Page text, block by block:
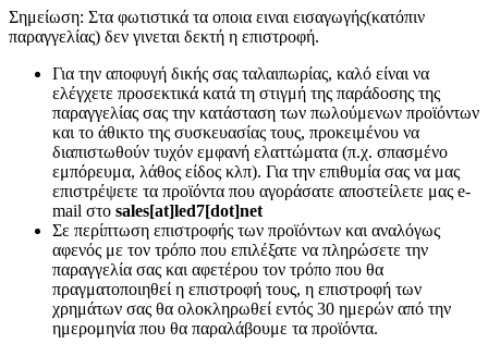
Σημείωση: Στα φωτιστικά τα οποια ειναι εισαγωγής(κατόπιν
παραγγελίας) δεν γινεται δεκτή η επιστροφή.
Για την αποφυγή δικής σας ταλαιπωρίας, καλό είναι να
ελέγχετε προσεκτικά κατά τη στιγμή της παράδοσης της
παραγγελίας σας την κατάσταση των πωλούμενων προϊόντων
και το άθικτο της συσκευασίας τους, προκειμένου να
διαπιστωθούν τυχόν εμφανή ελαττώματα (π.χ. σπασμένο
εμπόρευμα, λάθος είδος κλπ). Για την επιθυμία σας να μας
επιστρέψετε τα προϊόντα που αγοράσατε αποστείλετε μας e-
mail στο sales[at]led7[dot]net
Σε περίπτωση επιστροφής των προϊόντων και αναλόγως
αφενός με τον τρόπο που επιλέξατε να πληρώσετε την
παραγγελία σας και αφετέρου τον τρόπο που θα
πραγματοποιηθεί η επιστροφή τους, η επιστροφή των
χρημάτων σας θα ολοκληρωθεί εντός 30 ημερών από την
ημερομηνία που θα παραλάβουμε τα προϊόντα.